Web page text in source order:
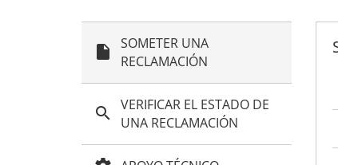
insert_drive_file
SOMETER UNA
RECLAMACIÓN
search
VERIFICAR EL ESTADO DE
UNA RECLAMACIÓN